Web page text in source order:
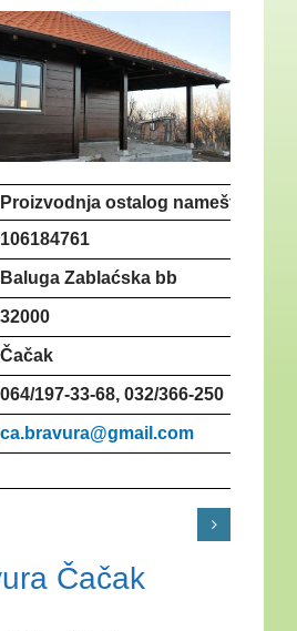
Proizvodnja ostalog nameštaja
106184761
Baluga Zablaćska bb
32000
Čačak
064/197-33-68, 032/366-250
ca.bravura@gmail.com
Čačak